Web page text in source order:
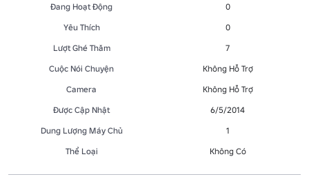
Đang Hoạt Động
0
Yêu Thích
0
Lượt Ghé Thăm
7
Cuộc Nói Chuyện
Không Hỗ Trợ
Camera
Không Hỗ Trợ
Được Cập Nhật
6/5/2014
Dung Lượng Máy Chủ
1
Thể Loại
Không Có